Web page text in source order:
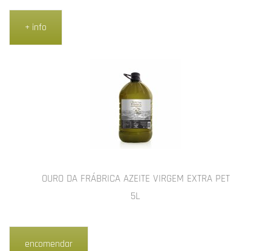
+ info
OURO DA FRÁBRICA AZEITE VIRGEM EXTRA PET
5L
encomendar